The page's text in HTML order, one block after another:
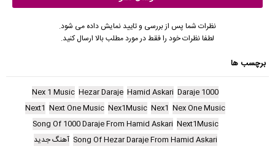
نظرات شما پس از بررسی و تایید نمایش داده می شود.
لطفا نظرات خود را فقط در مورد مطلب بالا ارسال کنید.
برچسب ها
1000 Daraje
Hamid Askari
Hezar Daraje
Nex 1 Music
Nex One Music
Nex1
Nex1Music
Next One Music
Next1
Next1Music
Song Of 1000 Daraje From Hamid Askari
Song Of Hezar Daraje From Hamid Askari آهنگ جدید